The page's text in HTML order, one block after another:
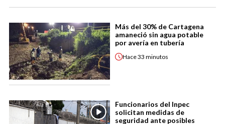
Más del 30% de Cartagena
amaneció sin agua potable
por avería en tubería
Hace33 minutos
Funcionarios del Inpec
solicitan medidas de
seguridad ante posibles